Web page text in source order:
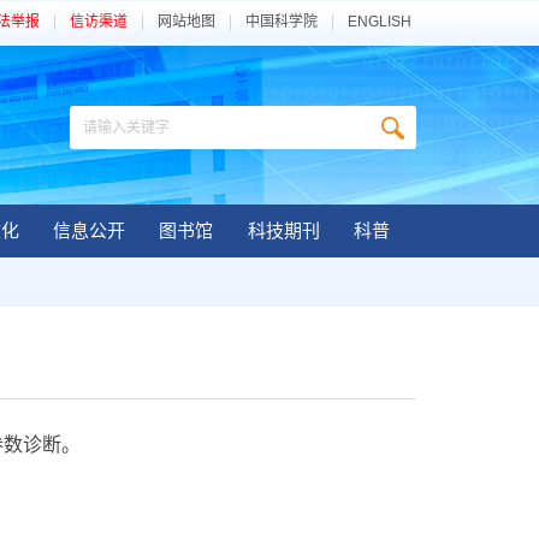
举报 信访渠道 网站地图 中国科学院 ENGLISH
信息公开 图书馆 科技期刊 科普
诊断。